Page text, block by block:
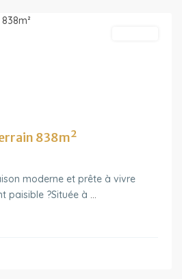
838m²
moderne et prête à vivre
paisible ?Située à ...